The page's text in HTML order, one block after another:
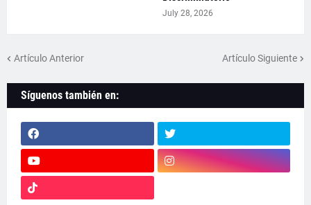
July 28, 2026
Artículo Anterior Artículo Siguiente
Síguenos también en: